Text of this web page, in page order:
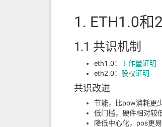
1. ETH1.0和
1.1 共识机制
eth1.0： 工作量证明
eth2.0： 股权证明
共识改进
节能，比pow消耗更
低门槛，硬件相对较
降低中心化，pos更